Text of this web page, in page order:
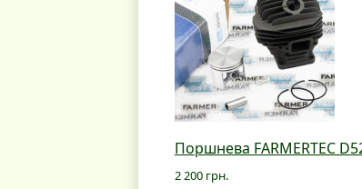
Поршнева FARMERTEC
2 200 грн.